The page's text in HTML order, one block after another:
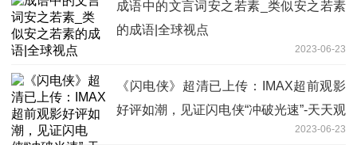
成语中的文言词安之若素_类似安之若素
的成语|全球视点
2023-06-23
《闪电侠》超清已上传：IMAX超前观影
好评如潮，见证闪电侠“冲破光速”-天天观
2023-06-23